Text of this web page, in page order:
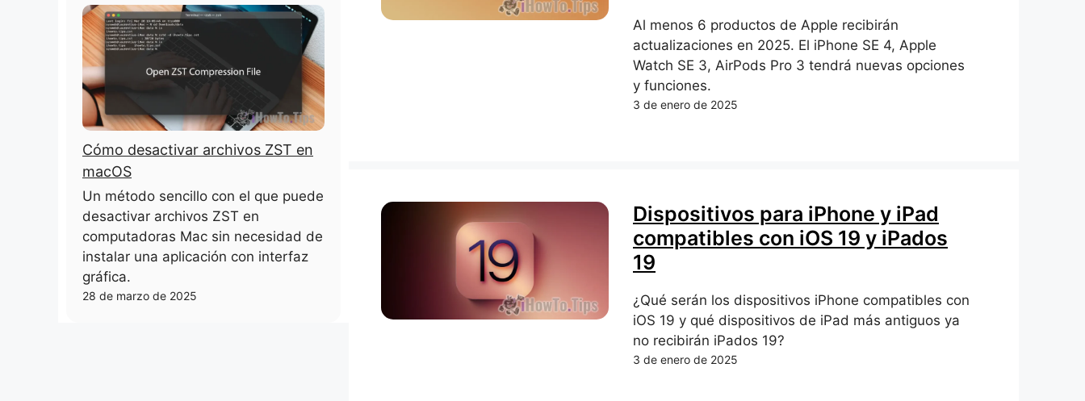
Al menos 6 productos de Apple recibirán
actualizaciones en 2025. El iPhone SE 4, Apple
Watch SE 3, AirPods Pro 3 tendrá nuevas opciones
y funciones.
3 de enero de 2025
Dispositivos para iPhone y iPad
compatibles con iOS 19 y iPados
19
¿Qué serán los dispositivos iPhone compatibles con
iOS 19 y qué dispositivos de iPad más antiguos ya
no recibirán iPados 19?
3 de enero de 2025
Cómo desactivar archivos ZST en
macOS
Un método sencillo con el que puede
desactivar archivos ZST en
computadoras Mac sin necesidad de
instalar una aplicación con interfaz
gráfica.
28 de marzo de 2025